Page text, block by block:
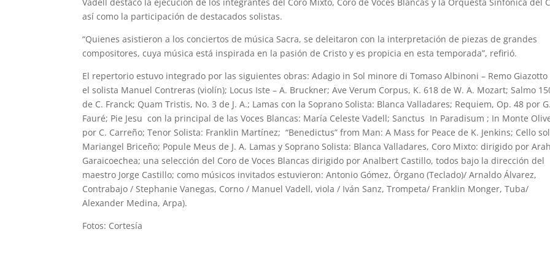
así como la participación de destacados solistas.
“Quienes asistieron a los conciertos de música Sacra, se deleitaron con la interpretación de piezas de grandes
compositores, cuya música está inspirada en la pasión de Cristo y es propicia en esta temporada”, refirió.
El repertorio estuvo integrado por las siguientes obras: Adagio in Sol minore di Tomaso Albinoni – Remo Giazotto
el solista Manuel Contreras (violín); Locus Iste – A. Bruckner; Ave Verum Corpus, K. 618 de W. A. Mozart; Salmo
de C. Franck; Quam Tristis, No. 3 de J. A.; Lamas con la Soprano Solista: Blanca Valladares; Requiem, Op. 48 por G.
Fauré; Pie Jesu con la principal de las Voces Blancas: María Celeste Vadell; Sanctus In Paradisum ; In Monte
por C. Carreño; Tenor Solista: Franklin Martínez; “Benedictus” from Man: A Mass for Peace de K. Jenkins; Cello
Mariangel Briceño; Popule Meus de J. A. Lamas y Soprano Solista: Blanca Valladares, Coro Mixto: dirigido por
Garaicoechea; una selección del Coro de Voces Blancas dirigido por Analbert Castillo, todos bajo la dirección del
maestro Jorge Castillo; como músicos invitados estuvieron: Antonio Gómez, Órgano (Teclado)/ Arnaldo Álvarez,
Contrabajo / Stephanie Vanegas, Corno / Manuel Vadell, viola / Iván Sanz, Trompeta/ Franklin Monger, Tuba/
Alexander Medina, Arpa).
Fotos: Cortesía